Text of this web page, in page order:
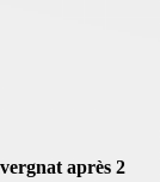
après 2